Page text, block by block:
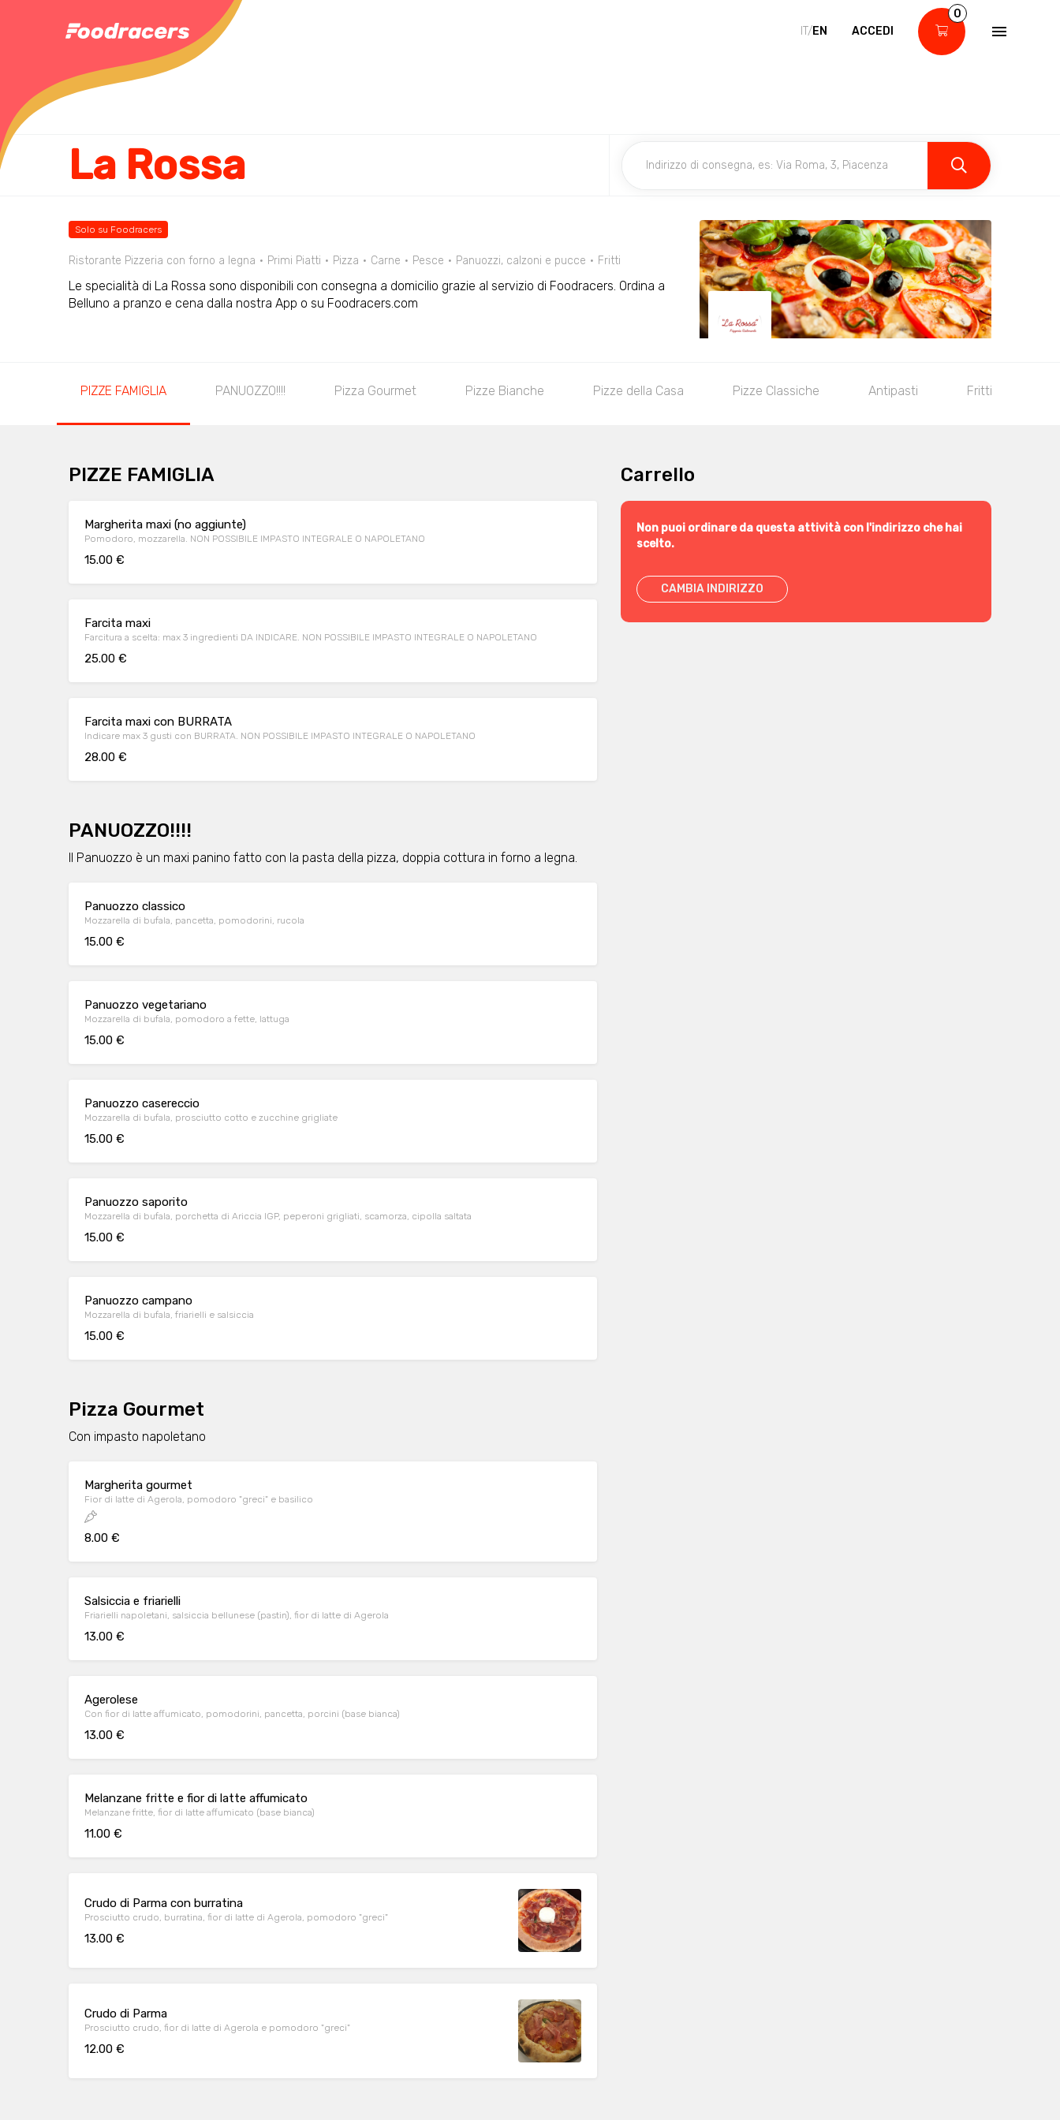
IT/EN ACCEDI
0
La Rossa
Solo su Foodracers
Ristorante Pizzeria con forno a legna Primi Piatti Pizza Carne Pesce Panuozzi, calzoni e pucce Fritti
Le specialità di La Rossa sono disponibili con consegna a domicilio grazie al servizio di Foodracers. Ordina a
Belluno a pranzo e cena dalla nostra App o su Foodracers.com
PIZZE FAMIGLIA PANUOZZO!!!! Pizza Gourmet Pizze Bianche Pizze della Casa Pizze Classiche Antipasti Fritti
PIZZE FAMIGLIA
Margherita maxi (no aggiunte)
Pomodoro, mozzarella. NON POSSIBILE IMPASTO INTEGRALE O NAPOLETANO
15.00 €
Farcita maxi
Farcitura a scelta: max 3 ingredienti DA INDICARE. NON POSSIBILE IMPASTO INTEGRALE O NAPOLETANO
25.00 €
Farcita maxi con BURRATA
Indicare max 3 gusti con BURRATA. NON POSSIBILE IMPASTO INTEGRALE O NAPOLETANO
28.00 €
PANUOZZO!!!!
Il Panuozzo è un maxi panino fatto con la pasta della pizza, doppia cottura in forno a legna.
Panuozzo classico
Mozzarella di bufala, pancetta, pomodorini, rucola
15.00 €
Panuozzo vegetariano
Mozzarella di bufala, pomodoro a fette, lattuga
15.00 €
Panuozzo casereccio
Mozzarella di bufala, prosciutto cotto e zucchine grigliate
15.00 €
Panuozzo saporito
Mozzarella di bufala, porchetta di Ariccia IGP, peperoni grigliati, scamorza, cipolla saltata
15.00 €
Panuozzo campano
Mozzarella di bufala, friarielli e salsiccia
15.00 €
Pizza Gourmet
Con impasto napoletano
Margherita gourmet
Fior di latte di Agerola, pomodoro "greci" e basilico
8.00 €
Salsiccia e friarielli
Friarielli napoletani, salsiccia bellunese (pastin), fior di latte di Agerola
13.00 €
Agerolese
Con fior di latte affumicato, pomodorini, pancetta, porcini (base bianca)
13.00 €
Melanzane fritte e fior di latte affumicato
Melanzane fritte, fior di latte affumicato (base bianca)
11.00 €
Crudo di Parma con burratina
Prosciutto crudo, burratina, fior di latte di Agerola, pomodoro "greci"
13.00 €
Crudo di Parma
Prosciutto crudo, fior di latte di Agerola e pomodoro "greci"
12.00 €
Carrello
Non puoi ordinare da questa attività con l'indirizzo che hai
scelto.
CAMBIA INDIRIZZO